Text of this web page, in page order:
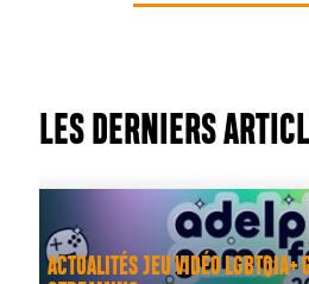
LES DERNIERS
ACTUALITÉS JEU VIDÉO LGBTQIA+